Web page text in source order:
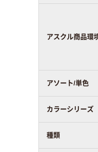
スコア
アスクル商品環
アソート/単色
カラーシリーズ
種類